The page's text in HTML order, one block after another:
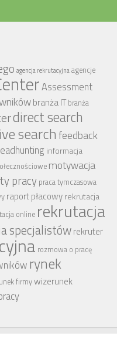
agencja rekrutacyjnaagencje
Assessment
branża IT branża
direct search
searchfeedback
informacja
motywacja
pracy praca tymczasowa
raport płacowyrekrutacja
online rekrutacja
specjalistówrekruter
rozmowa o pracę
rynek
firmywizerunek